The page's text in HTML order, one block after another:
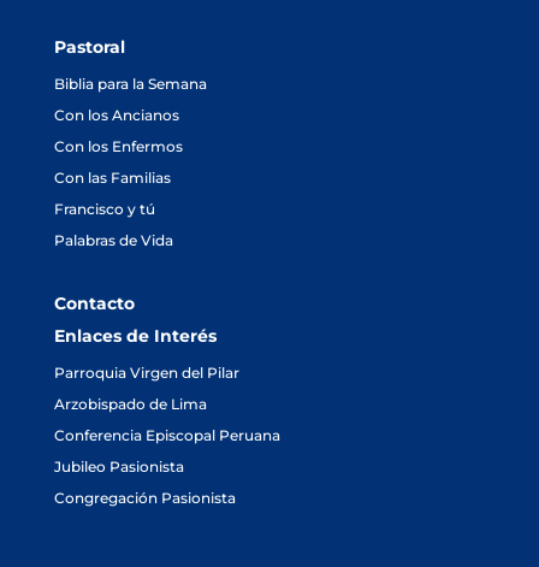
Pastoral
Biblia para la Semana
Con los Ancianos
Con los Enfermos
Con las Familias
Francisco y tú
Palabras de Vida
Contacto
Enlaces de Interés
Parroquia Virgen del Pilar
Arzobispado de Lima
Conferencia Episcopal Peruana
Jubileo Pasionista
Congregación Pasionista